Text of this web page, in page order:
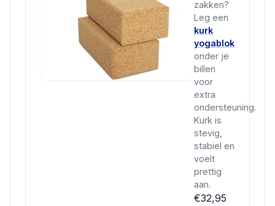
zakken?
Leg een
kurk
yogablok
onder je
billen
voor
extra
ondersteuning.
Kurk is
stevig,
stabiel en
voelt
prettig
aan.
€32,95